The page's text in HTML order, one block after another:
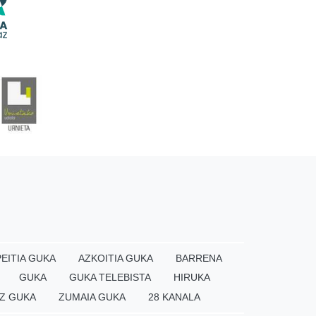
GUKA AZKOITIA GUKA
BARRENA
GUKA
GUKA TELEBISTA
HIRUKA
GUKA
ZUMAIA GUKA 28 KANALA